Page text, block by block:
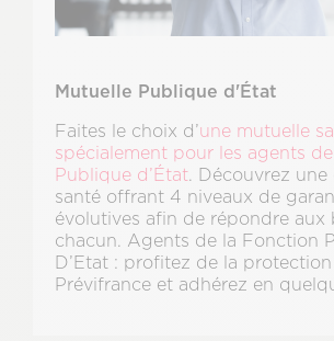
Mutuelle Publique d'État
Faites le choix d’une mutuelle
spécialement pour les agents
Publique d’État . Découvrez
santé offrant 4 niveaux de
évolutives afin de répondre aux
chacun. Agents de la Fonction
D’Etat : profitez de la
Prévifrance et adhérez en